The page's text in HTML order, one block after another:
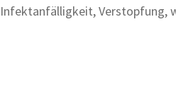
Infektanfälligkeit, Verstopfung,